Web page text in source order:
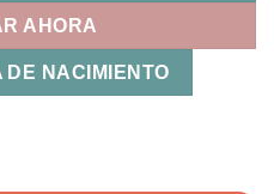
AHORA
DE NACIMIENTO